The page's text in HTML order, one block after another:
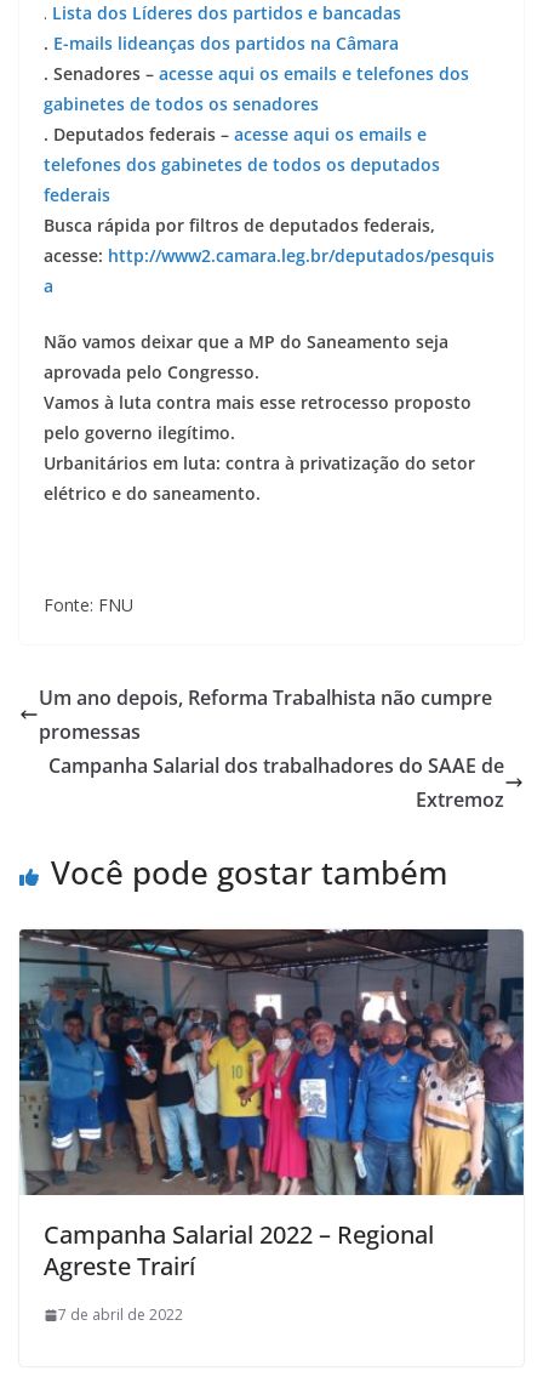
. Lista dos Líderes dos partidos e bancadas
. E-mails lideanças dos partidos na Câmara
. Senadores – acesse aqui os emails e telefones dos
gabinetes de todos os senadores
. Deputados federais – acesse aqui os emails e
telefones dos gabinetes de todos os deputados
federais
Busca rápida por filtros de deputados federais,
acesse: http://www2.camara.leg.br/deputados/pesquis
a
Não vamos deixar que a MP do Saneamento seja
aprovada pelo Congresso.
Vamos à luta contra mais esse retrocesso proposto
pelo governo ilegítimo.
Urbanitários em luta: contra à privatização do setor
elétrico e do saneamento.
Fonte: FNU
Um ano depois, Reforma Trabalhista não cumpre
promessas
Campanha Salarial dos trabalhadores do SAAE de
Extremoz
Você pode gostar também
Campanha Salarial 2022 – Regional
Agreste Trairí
7 de abril de 2022